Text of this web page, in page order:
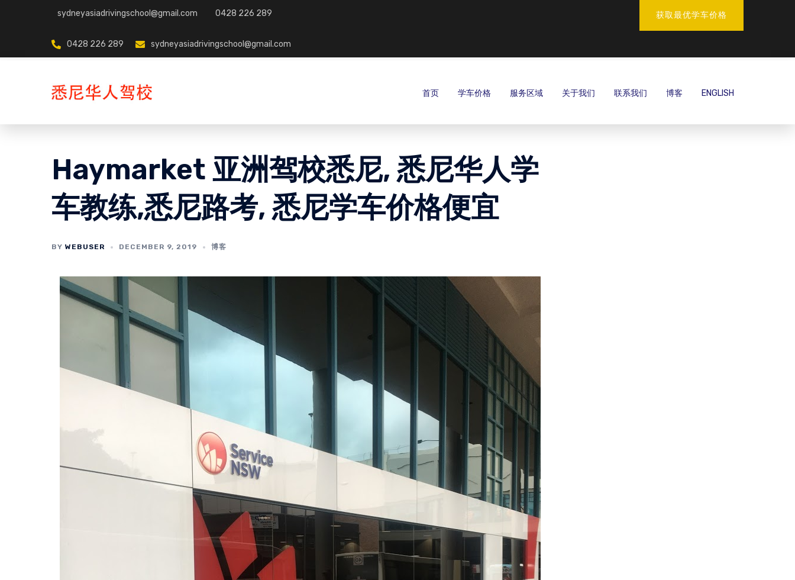
sydneyasiadrivingschool@gmail.com 0428 226 289 获取最优学车价格
0428 226 289 sydneyasiadrivingschool@gmail.com
首页 学车价格 服务区域 关于我们 联系我们 博客 ENGLISH
Haymarket 亚洲驾校悉尼, 悉尼华人学
车教练,悉尼路考, 悉尼学车价格便宜
BY WEBUSER DECEMBER 9, 2019 博客